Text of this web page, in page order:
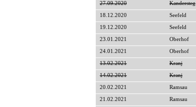
27.09.2020 Kandersteg
18.12.2020 Seefeld
19.12.2020 Seefeld
23.01.2021 Oberhof
24.01.2021 Oberhof
13.02.2021 Kranj
14.02.2021 Kranj
20.02.2021 Ramsau
21.02.2021 Ramsau